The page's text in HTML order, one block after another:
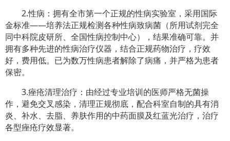
2.性病：拥有全市第一个正规的性病实验室，采用国际
金标准——培养法正规检测各种性病致病菌（所用试剂完全
同中科院皮研所、全国性病控制中心），结果准确可靠。并
拥有多种先进的性病治疗仪器，结合正规药物治疗，疗效
好，费用低。已为数万性病患者解除了病痛，并严格为患者
保密。
3.痤疮清理治疗：由经过专业培训的医师严格无菌操
作，避免交叉感染，清理正规彻底，配合科室自制的具有消
炎、补水、去脂、养肤作用的中药面膜及红蓝光治疗，治疗
各型痤疮疗效显著。